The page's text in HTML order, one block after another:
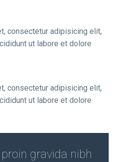
consectetur adipisicing elit,
ut labore et dolore
consectetur adipisicing elit,
ut labore et dolore
gravida nibh